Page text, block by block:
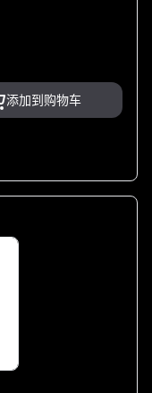
添加到购物车